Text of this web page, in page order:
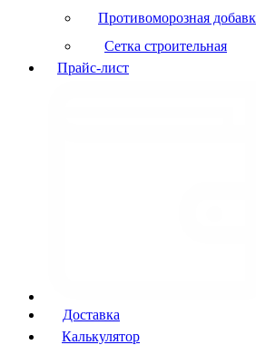
Противоморозная
Сетка строительная
Прайс-лист
Доставка
Калькулятор